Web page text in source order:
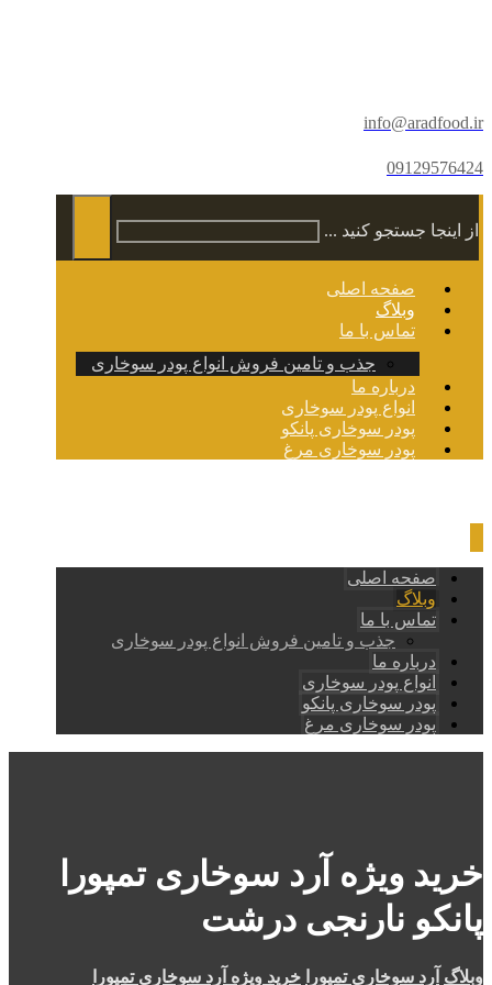
info@aradfood.ir
09129576424
از اینجا جستجو کنید ...
صفحه اصلی
وبلاگ
تماس با ما
جذب و تامین فروش انواع پودر سوخاری
درباره ما
انواع پودر سوخاری
پودر سوخاری پانکو
پودر سوخاری مرغ
صفحه اصلی
وبلاگ
تماس با ما
جذب و تامین فروش انواع پودر سوخاری
درباره ما
انواع پودر سوخاری
پودر سوخاری پانکو
پودر سوخاری مرغ
خرید ویژه آرد سوخاری تمپورا
پانکو نارنجی درشت
وبلاگ آرد سوخاری تمپورا
خرید ویژه آرد سوخاری تمپورا